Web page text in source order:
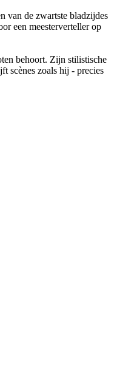
van de zwartste bladzijdes
een meesterverteller op
behoort. Zijn stilistische
scènes zoals hij - precies